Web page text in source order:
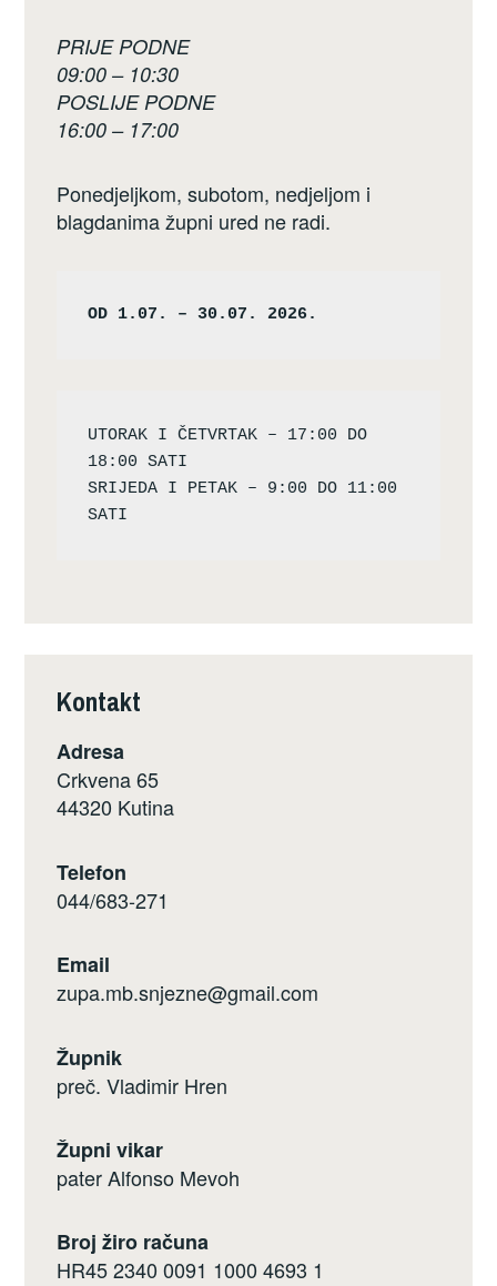
PRIJE PODNE
09:00 – 10:30
POSLIJE PODNE
16:00 – 17:00
Ponedjeljkom, subotom, nedjeljom i
blagdanima župni ured ne radi.
OD 1.07. – 30.07. 2026.
UTORAK I ČETVRTAK – 17:00 DO
18:00 SATI
SRIJEDA I PETAK – 9:00 DO 11:00
Kontakt
Adresa
Crkvena 65
44320 Kutina
Telefon
044/683-271
Email
zupa.mb.snjezne@gmail.com
Župnik
preč. Vladimir Hren
Župni vikar
pater Alfonso Mevoh
Broj žiro računa
HR45 2340 0091 1000 4693 1